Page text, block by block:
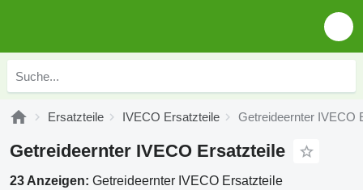
Ersatzteile IVECO Ersatzteile Getreideernter IVECO
Getreideernter IVECO Ersatzteile
23 Anzeigen: Getreideernter IVECO Ersatzteile